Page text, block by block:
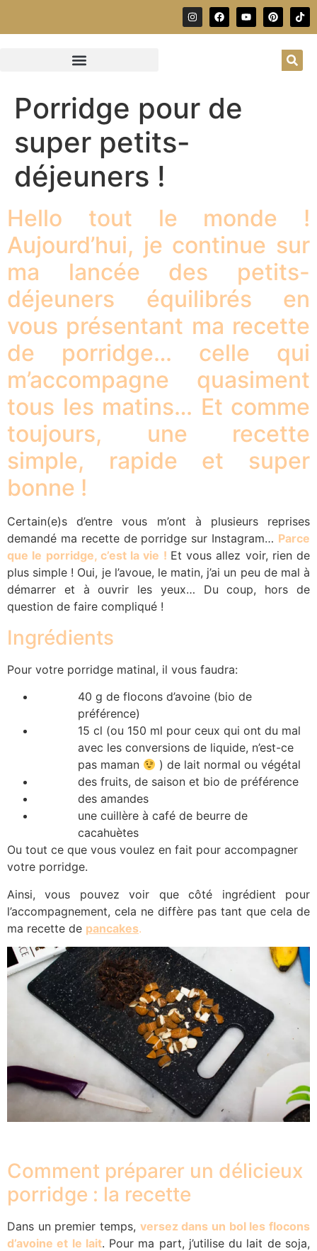
Porridge pour de
super petits-
déjeuners !
Hello tout le monde !
Aujourd’hui, je continue sur
ma lancée des petits-
déjeuners équilibrés en
vous présentant ma recette
de porridge… celle qui
m’accompagne quasiment
tous les matins… Et comme
toujours, une recette
simple, rapide et super
bonne !
Certain(e)s d’entre vous m’ont à plusieurs reprises
demandé ma recette de porridge sur Instagram… Parce
que le porridge, c’est la vie ! Et vous allez voir, rien de
plus simple ! Oui, je l’avoue, le matin, j’ai un peu de mal à
démarrer et à ouvrir les yeux… Du coup, hors de
question de faire compliqué !
Ingrédients
Pour votre porridge matinal, il vous faudra:
40 g de flocons d’avoine (bio de
préférence)
15 cl (ou 150 ml pour ceux qui ont du mal
avec les conversions de liquide, n’est-ce
pas maman
) de lait normal ou végétal
des fruits, de saison et bio de préférence
des amandes
une cuillère à café de beurre de
cacahuètes
Ou tout ce que vous voulez en fait pour accompagner
votre porridge.
Ainsi, vous pouvez voir que côté ingrédient pour
l’accompagnement, cela ne diffère pas tant que cela de
ma recette de pancakes.
Comment préparer un délicieux
porridge : la recette
Dans un premier temps, versez dans un bol les flocons
d’avoine et le lait. Pour ma part, j’utilise du lait de soja,